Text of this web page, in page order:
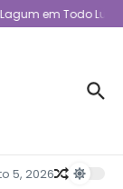
em Todo
5, 2026